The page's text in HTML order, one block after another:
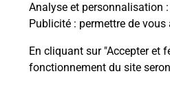
Analyse et personnalisation
Publicité : permettre de
En cliquant sur "Accepter et
fonctionnement du site
Itinéraire